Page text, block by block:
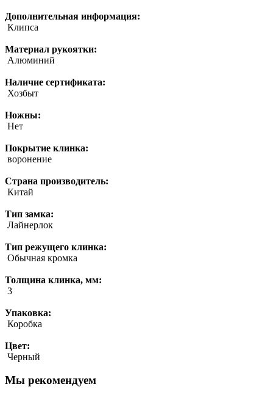
Дополнительная информация:
Клипса
Материал рукоятки:
Алюминий
Наличие сертификата:
Хозбыт
Ножны:
Нет
Покрытие клинка:
воронение
Страна производитель:
Китай
Тип замка:
Лайнерлок
Тип режущего клинка:
Обычная кромка
Толщина клинка, мм:
3
Упаковка:
Коробка
Цвет:
Черный
Мы рекомендуем